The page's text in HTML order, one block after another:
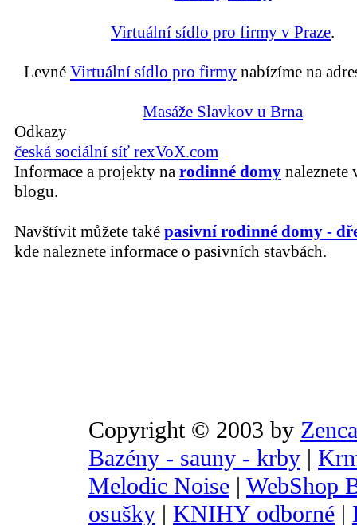
Virtuální sídlo pro firmy v Praze.
Levné Virtuální sídlo pro firmy nabízíme na
Masáže Slavkov u Brna
Odkazy
česká sociální síť rexVoX.com
Informace a projekty na rodinné domy naleznete
blogu.
Navštívit můžete také pasivní rodinné domy -
kde naleznete informace o pasivních stavbách.
Copyright © 2003 by
Bazény - sauny - krby |
Melodic Noise | WebShop
osušky | KNIHY odborné |